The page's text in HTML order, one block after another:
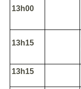
13h00
13h15
13h15